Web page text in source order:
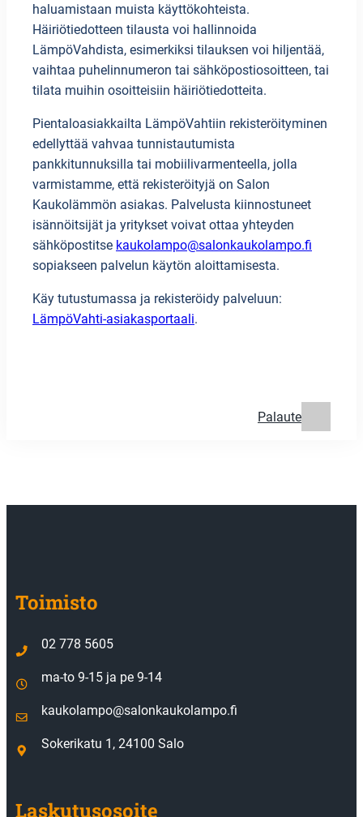
haluamistaan muista käyttökohteista.
Häiriötiedotteen tilausta voi hallinnoida
LämpöVahdista, esimerkiksi tilauksen voi hiljentää,
vaihtaa puhelinnumeron tai sähköpostiosoitteen, tai
tilata muihin osoitteisiin häiriötiedotteita.
Pientaloasiakkailta LämpöVahtiin rekisteröityminen
edellyttää vahvaa tunnistautumista
pankkitunnuksilla tai mobiilivarmenteella, jolla
varmistamme, että rekisteröityjä on Salon
Kaukolämmön asiakas. Palvelusta kiinnostuneet
isännöitsijät ja yritykset voivat ottaa yhteyden
sähköpostitse kaukolampo@salonkaukolampo.fi
sopiakseen palvelun käytön aloittamisesta.
Käy tutustumassa ja rekisteröidy palveluun:
LämpöVahti-asiakasportaali.
Palaute
Toimisto
02 778 5605
ma-to 9-15 ja pe 9-14
kaukolampo@salonkaukolampo.fi
Sokerikatu 1, 24100 Salo
Laskutusosoite